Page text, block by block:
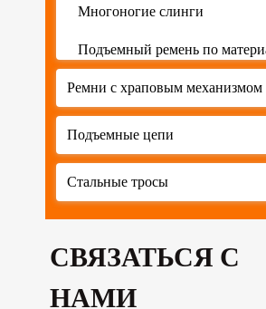
Многоногие слинги
Подъемный ремень по тоннажу
Подъемный пояс по цвету
Подъемная сеть
Ремни с храповым механизмом
Подъемные цепи
Стальные тросы
СВЯЗАТЬСЯ С
НАМИ